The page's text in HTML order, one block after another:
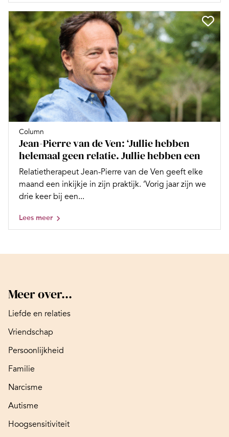
Column
Jean-Pierre van de Ven: ‘Jullie hebben
helemaal geen relatie. Jullie hebben een
Relatietherapeut Jean-Pierre van de Ven geeft elke
maand een inkijkje in zijn praktijk. ‘Vorig jaar zijn we
drie keer bij een...
Lees meer
Meer over...
Liefde en relaties
Vriendschap
Persoonlijkheid
Familie
Narcisme
Autisme
Hoogsensitiviteit